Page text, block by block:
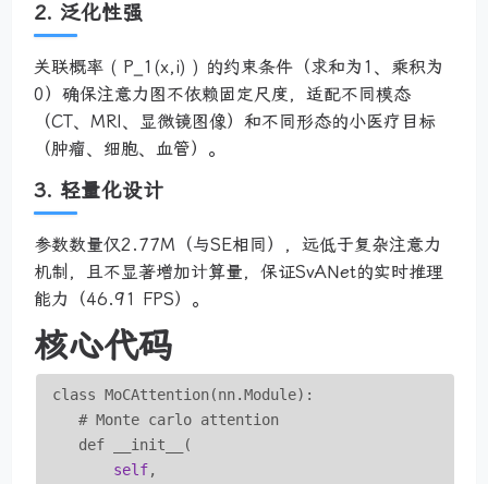
2. 泛化性强
关联概率 ( P_1(x,i) ) 的约束条件（求和为1、乘积为
0）确保注意力图不依赖固定尺度，适配不同模态
（CT、MRI、显微镜图像）和不同形态的小医疗目标
（肿瘤、细胞、血管）。
3. 轻量化设计
参数数量仅2.77M（与SE相同），远低于复杂注意力
机制，且不显著增加计算量，保证SvANet的实时推理
能力（46.91 FPS）。
核心代码
class MoCAttention(nn.Module):
    # Monte carlo attention
    def __init__(
self,